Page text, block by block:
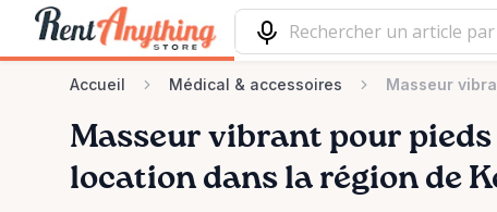
Accueil Médical & accessoires Masseur
Masseur vibrant pour pieds
location dans la région de